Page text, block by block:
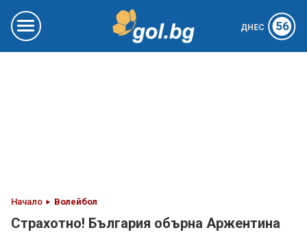
ДНЕС 56
Начало Волейбол
Страхотно! България обърна Аржентина